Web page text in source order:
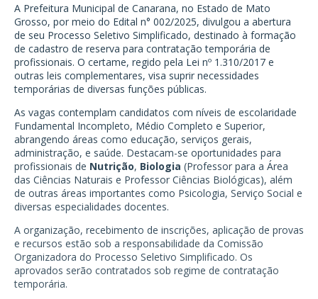
A Prefeitura Municipal de Canarana, no Estado de Mato
Grosso, por meio do Edital n° 002/2025, divulgou a abertura
de seu Processo Seletivo Simplificado, destinado à formação
de cadastro de reserva para contratação temporária de
profissionais. O certame, regido pela Lei nº 1.310/2017 e
outras leis complementares, visa suprir necessidades
temporárias de diversas funções públicas.
As vagas contemplam candidatos com níveis de escolaridade
Fundamental Incompleto, Médio Completo e Superior,
abrangendo áreas como educação, serviços gerais,
administração, e saúde. Destacam-se oportunidades para
profissionais de Nutrição, Biologia (Professor para a Área
das Ciências Naturais e Professor Ciências Biológicas), além
de outras áreas importantes como Psicologia, Serviço Social e
diversas especialidades docentes.
A organização, recebimento de inscrições, aplicação de provas
e recursos estão sob a responsabilidade da Comissão
Organizadora do Processo Seletivo Simplificado. Os
aprovados serão contratados sob regime de contratação
temporária.